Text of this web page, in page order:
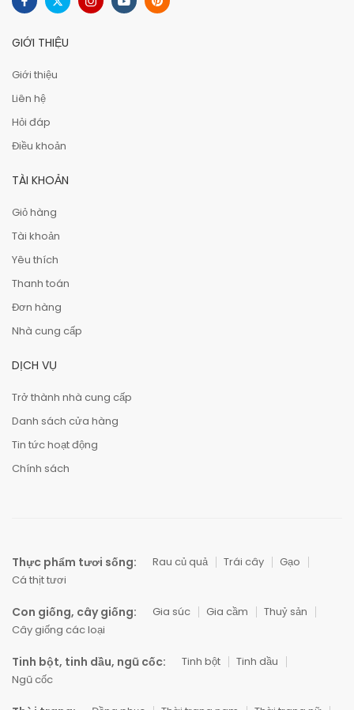
GIỚI THIỆU
Giới thiệu
Liên hệ
Hỏi đáp
Điều khoản
TÀI KHOẢN
Giỏ hàng
Tài khoản
Yêu thích
Thanh toán
Đơn hàng
Nhà cung cấp
DỊCH VỤ
Trở thành nhà cung cấp
Danh sách cửa hàng
Tin tức hoạt động
Chính sách
Thực phẩm tươi sống: Rau củ quả Trái cây
Gạo
Cá thịt tươi
Con giống, cây giống: Gia súc Gia cầm
Thuỷ sản
Cây giống các loại
Tinh bột, tinh dầu, ngũ cốc: Tinh bột
Tinh dầu
Ngũ cốc